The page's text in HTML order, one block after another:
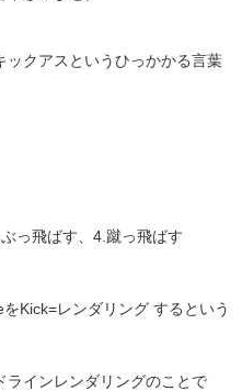
ックアスというひっかかる言葉
飛ばす、4.蹴っ飛ばす
Kick=レンダリング するという
ラインレンダリングのことで